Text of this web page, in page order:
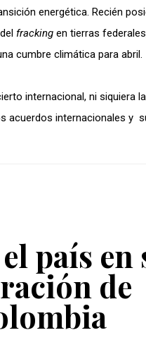
energética. Recién
fracking en tierras
cumbre climática para abril.
internacional, ni siquiera
acuerdos internacionales y
país en
de